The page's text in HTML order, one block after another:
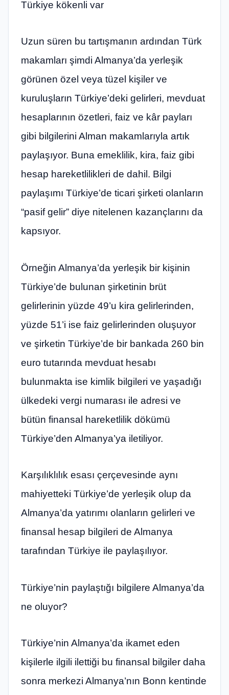
Türkiye kökenli var
Uzun süren bu tartışmanın ardından Türk
makamları şimdi Almanya’da yerleşik
görünen özel veya tüzel kişiler ve
kuruluşların Türkiye’deki gelirleri, mevduat
hesaplarının özetleri, faiz ve kâr payları
gibi bilgilerini Alman makamlarıyla artık
paylaşıyor. Buna emeklilik, kira, faiz gibi
hesap hareketlilikleri de dahil. Bilgi
paylaşımı Türkiye’de ticari şirketi olanların
“pasif gelir” diye nitelenen kazançlarını da
kapsıyor.
Örneğin Almanya’da yerleşik bir kişinin
Türkiye’de bulunan şirketinin brüt
gelirlerinin yüzde 49’u kira gelirlerinden,
yüzde 51’i ise faiz gelirlerinden oluşuyor
ve şirketin Türkiye’de bir bankada 260 bin
euro tutarında mevduat hesabı
bulunmakta ise kimlik bilgileri ve yaşadığı
ülkedeki vergi numarası ile adresi ve
bütün finansal hareketlilik dökümü
Türkiye’den Almanya’ya iletiliyor.
Karşılıklılık esası çerçevesinde aynı
mahiyetteki Türkiye’de yerleşik olup da
Almanya’da yatırımı olanların gelirleri ve
finansal hesap bilgileri de Almanya
tarafından Türkiye ile paylaşılıyor.
Türkiye’nin paylaştığı bilgilere Almanya’da
ne oluyor?
Türkiye’nin Almanya’da ikamet eden
kişilerle ilgili ilettiği bu finansal bilgiler daha
sonra merkezi Almanya’nın Bonn kentinde